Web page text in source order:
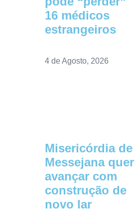
16 médicos
estrangeiros
4 de Agosto, 2026
Misericórdia de
Messejana quer
avançar com
construção de
novo lar